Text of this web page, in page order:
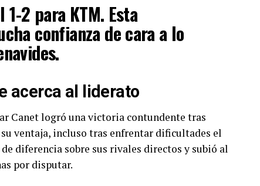
2 para KTM. Esta
confianza de cara a lo
acerca al liderato
Canet logró una victoria contundente tras
ventaja, incluso tras enfrentar dificultades el
diferencia sobre sus rivales directos y subió al
por disputar.